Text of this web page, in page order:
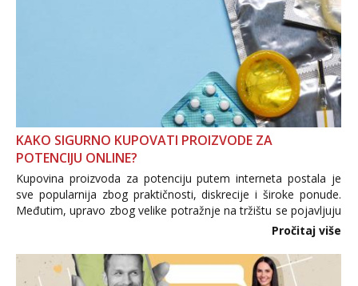
KAKO SIGURNO KUPOVATI PROIZVODE ZA
POTENCIJU ONLINE?
Kupovina proizvoda za potenciju putem interneta postala je
sve popularnija zbog praktičnosti, diskrecije i široke ponude.
Međutim, upravo zbog velike potražnje na tržištu se pojavljuju
i brojni krivotvoreni proizvodi, nepouzdane internetske
Pročitaj više